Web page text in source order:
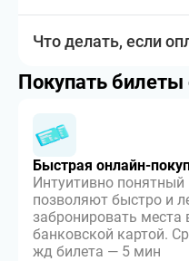
Что делать, если
Покупать билеты
Быстрая онлайн-
Интуитивно понятный
позволяют быстро и
забронировать места
банковской картой.
жд билета — 5 мин